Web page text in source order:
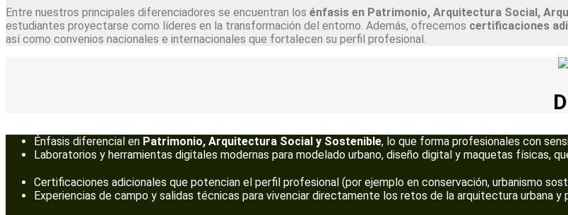
Entre nuestros principales diferenciadores se encuentran los énfasis en Patrimonio, Arquitectura Social,
estudiantes proyectarse como líderes en la transformación del entorno. Además, ofrecemos certificaciones
así como convenios nacionales e internacionales que fortalecen su perfil profesional.
Énfasis diferencial en Patrimonio, Arquitectura Social y Sostenible, lo que forma profesionales con
Laboratorios y herramientas digitales modernas para modelado urbano, diseño digital y maquetas físicas,
Certificaciones adicionales que potencian el perfil profesional (por ejemplo en conservación, urbanismo
Experiencias de campo y salidas técnicas para vivenciar directamente los retos de la arquitectura urbana y